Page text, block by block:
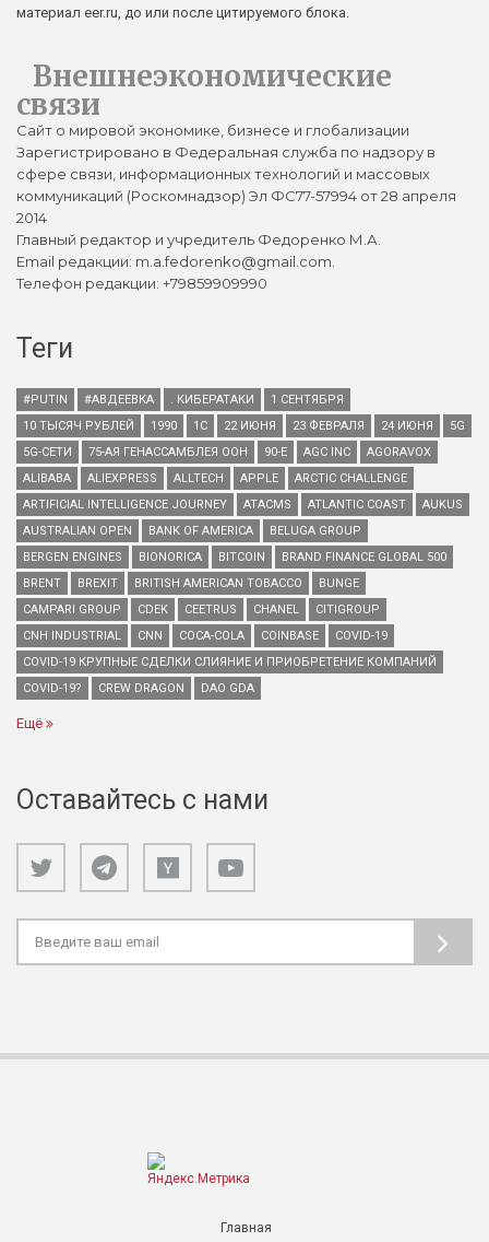
материал eer.ru, до или после цитируемого блока.
Внешнеэкономические
связи
Сайт о мировой экономике, бизнесе и глобализации
Зарегистрировано в Федеральная служба по надзору в
сфере связи, информационных технологий и массовых
коммуникаций (Роскомнадзор) Эл ФС77-57994 от 28 апреля
2014
Главный редактор и учредитель Федоренко М.А.
Email редакции: m.a.fedorenko@gmail.com.
Телефон редакции: +79859909990
Теги
#PUTIN #АВДЕЕВКА . КИБЕРАТАКИ
1 СЕНТЯБРЯ
10 ТЫСЯЧ РУБЛЕЙ
1990 1С 22 ИЮНЯ 23 ФЕВРАЛЯ 24 ИЮНЯ
5G
5G-СЕТИ
75-АЯ ГЕНАССАМБЛЕЯ ООН 90-Е AGC INC
AGORAVOX
ALIBABA
ALIEXPRESS ALLTECH APPLE
ARCTIC CHALLENGE
ARTIFICIAL INTELLIGENCE JOURNEY
ATACMS ATLANTIC COAST
AUKUS
AUSTRALIAN OPEN
BANK OF AMERICA
BELUGA GROUP
BERGEN ENGINES
BIONORICA BITCOIN
BRAND FINANCE GLOBAL 500
BRENT
BREXIT BRITISH AMERICAN TOBACCO
BUNGE
CAMPARI GROUP
CDEK CEETRUS CHANEL
CITIGROUP
CNH INDUSTRIAL
CNN COCA-COLA COINBASE
COVID-19
COVID-19 КРУПНЫЕ СДЕЛКИ СЛИЯНИЕ И ПРИОБРЕТЕНИЕ КОМПАНИЙ
COVID-19?
CREW DRAGON DAO GDA
Ещё
Оставайтесь с нами
Главная